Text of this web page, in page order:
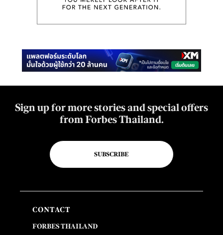
Sign up for more stories and special offers
from Forbes Thailand.
SUBSCRIBE
CONTACT
FORBES THAILAND